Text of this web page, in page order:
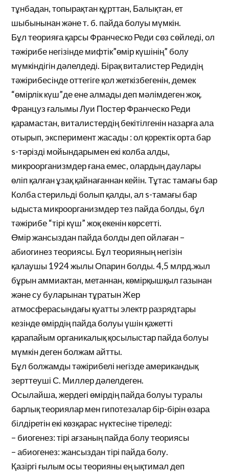
тұнбадан, топырақтан құрттан, Балықтан, ет
шыбынынан және т. б. пайда болуы мүмкін.
Бұл теорияға қарсы Франческо Реди сөз сөйледі, ол
тәжірибе негізінде мифтік”өмір күшінің” болу
мүмкіндігін дәлелдеді. Бірақ виталистер Редидің
тәжірибесінде оттегіге қол жеткізбегенін, демек
“өмірлік күш”де ене алмады деп мәлімдеген жоқ.
Француз ғалымы Луи Постер Франческо Реди
қарамастан, виталистердің бекітілгенін назарға ала
отырып, эксперимент жасады : ол қоректік орта бар
s-тәрізді мойындарымен екі колба алды,
микроорганизмдер ғана емес, олардың даулары
өліп қалған ұзақ қайнағаннан кейін. Тұтас тамағы бар
Колба стерильді болып қалды, ал s-тамағы бар
ыдыста микроорганизмдер тез пайда болды, бұл
тәжірибе “тірі күш” жоқ екенін көрсетті.
Өмір жансыздан пайда болды деп ойлаған –
абиогинез теориясы. Бұл теорияның негізін
қалаушы 1924 жылы Опарин болды. 4,5 млрд.жыл
бұрын аммиактан, метаннан, көмірқышқыл газынан
және су буларынан тұратын Жер
атмосферасындағы қуатты электр разрядтары
кезінде өмірдің пайда болуы үшін қажетті
қарапайым органикалық қосылыстар пайда болуы
мүмкін деген болжам айтты.
Бұл болжамды тәжірибелі негізде американдық
зерттеуші С. Миллер дәлелдеген.
Осылайша, жердегі өмірдің пайда болуы туралы
барлық теориялар мен гипотезалар бір-бірін өзара
білдіретін екі көзқарас нүктесіне тіреледі:
– биогенез: тірі ағзаның пайда болу теориясы
– абиогенез: жансыздан тірі пайда болу.
Қазіргі ғылым осы теорияны ең ықтимал деп